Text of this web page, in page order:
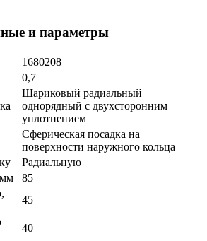
и параметры
1680208
0,7
Шариковый радиальный
однорядный c двухсторонним
уплотнением
Сферическая посадка на
поверхности наружного кольца
Радиальную
85
45
40